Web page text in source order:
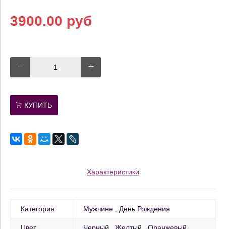
3900.00 руб
КУПИТЬ
Характеристики
Категория Мужчине День Рождения
Цвет Черный Желтый Оранжевый